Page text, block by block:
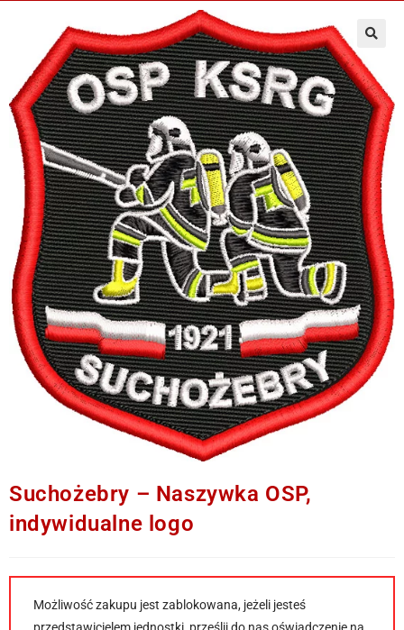
Suchożebry – Naszywka OSP,
indywidualne logo
Możliwość zakupu jest zablokowana, jeżeli jesteś